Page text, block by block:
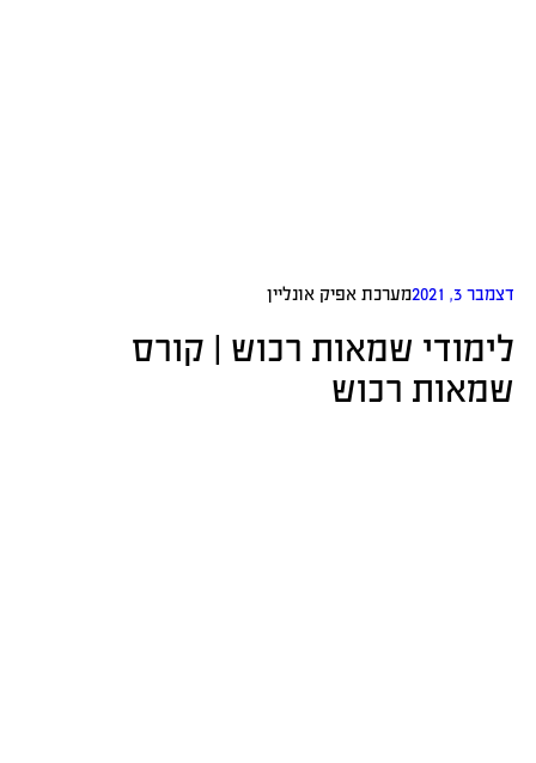
מערכת אפיק אונליין
שמאות רכוש | קורס
רכוש